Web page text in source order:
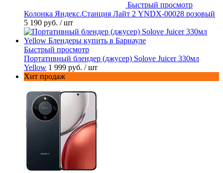
Быстрый просмотр
Колонка Яндекс.Станция Лайт 2 YNDX-00028 розовый
5 190 руб. / шт
Быстрый просмотр
Портативный блендер (джусер) Solove Juicer 330мл
Yellow 1 999 руб. / шт
Хит продаж